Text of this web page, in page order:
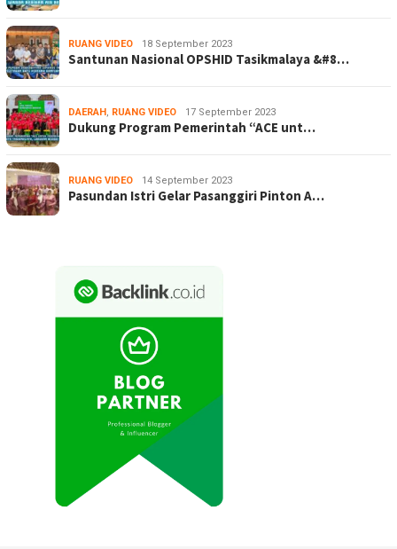
RUANG VIDEO 18 September 2023
Santunan Nasional OPSHID Tasikmalaya &#8…
DAERAH, RUANG VIDEO 17 September 2023
Dukung Program Pemerintah “ACE unt…
RUANG VIDEO 14 September 2023
Pasundan Istri Gelar Pasanggiri Pinton A…